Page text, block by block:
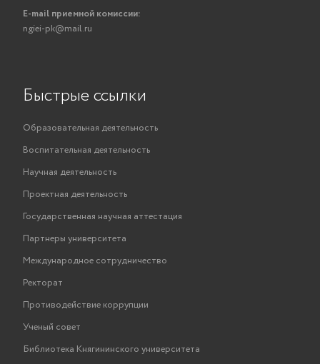
E-mail приемной комиссии:
ngiei-pk@mail.ru
Быстрые ссылки
Образовательная деятельность
Воспитательная деятельность
Научная деятельность
Проектная деятельность
Государственная научная аттестация
Партнеры университета
Международное сотрудничество
Ректорат
Противодействие коррупции
Ученый совет
Библиотека Княгининского университета